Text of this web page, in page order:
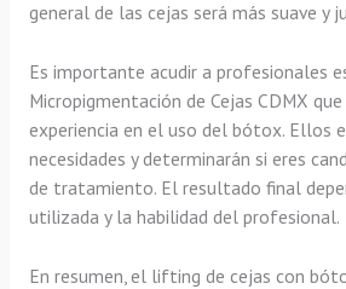
general de las cejas será más suave y
Es importante acudir a profesionales
Micropigmentación de Cejas CDMX
experiencia en el uso del bótox. Ellos
necesidades y determinarán si eres
de tratamiento. El resultado final
utilizada y la habilidad del profesional.
En resumen, el lifting de cejas con